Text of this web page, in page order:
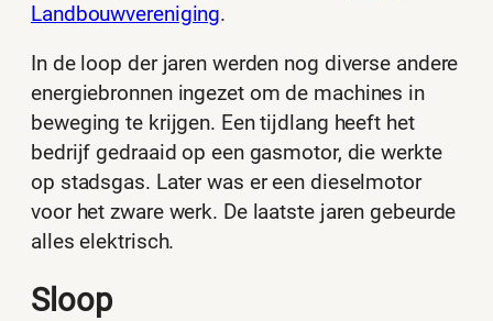
Landbouwvereniging.
In de loop der jaren werden nog diverse andere
energiebronnen ingezet om de machines in
beweging te krijgen. Een tijdlang heeft het
bedrijf gedraaid op een gasmotor, die werkte
op stadsgas. Later was er een dieselmotor
voor het zware werk. De laatste jaren gebeurde
alles elektrisch.
Sloop